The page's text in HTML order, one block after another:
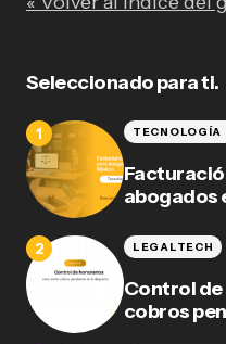
Seleccionado para ti.
abogados
TECNOLOGÍA
Control
cobros
LEGALTECH